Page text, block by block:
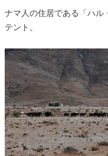
ナマ人の住居である「ハル
テント。